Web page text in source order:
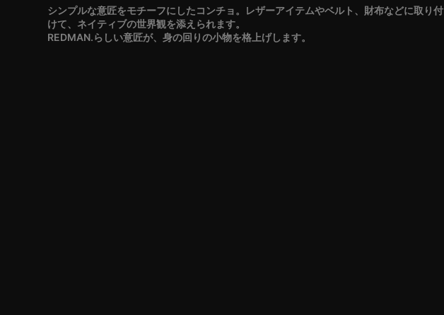
シンプルな意匠をモチーフにしたコンチョ。レザーアイテムやベルト、財布などに取り付
けて、ネイティブの世界観を添えられます。
REDMAN.らしい意匠が、身の回りの小物を格上げします。